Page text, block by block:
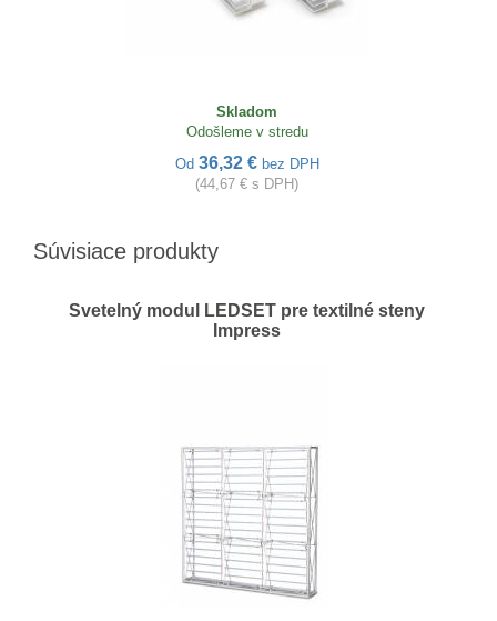
Skladom
Odošleme v stredu
Od 36,32 € bez DPH
(44,67 € s DPH)
Súvisiace produkty
Svetelný modul LEDSET pre textilné steny
Impress